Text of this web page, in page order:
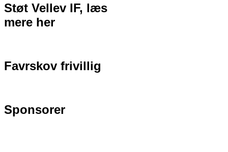
Støt Vellev IF, læs
mere her
Favrskov frivillig
Sponsorer